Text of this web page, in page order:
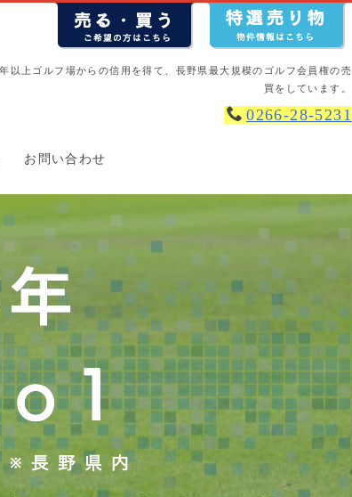
以上ゴルフ場からの信用を得て、長野県最大規模のゴルフ会員権の売
買をしています。
0266-28-5231
お問い合わせ